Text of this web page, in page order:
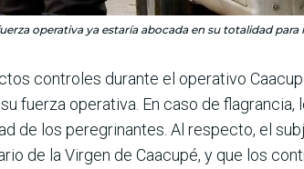
operativa ya estaría abocada en su totalidad
controles durante el operativo
fuerza operativa. En caso de
de los peregrinantes. Al respecto, el
de la Virgen de Caacupé, y que los